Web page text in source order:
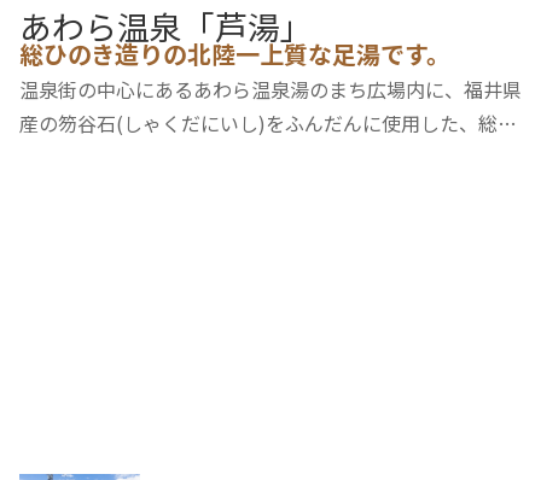
あわら温泉「芦湯」
総ひのき造りの北陸一上質な足湯です。
温泉街の中心にあるあわら温泉湯のまち広場内に、福井県
産の笏谷石(しゃくだにいし)をふんだんに使用した、総ひ